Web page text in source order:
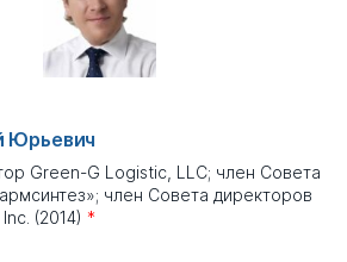
Юрьевич
Green-G Logistic, LLC; член Совета
член Совета директоров
(2014) *